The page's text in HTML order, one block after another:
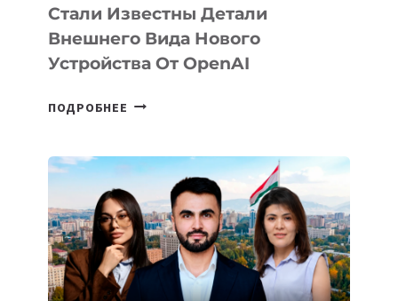
Стали Известны Детали
Внешнего Вида Нового
Устройства От OpenAI
ПОДРОБНЕЕ СТАЛИ
ВНЕШНЕГО
ВИДА
НОВОГО
УСТРОЙСТВА
ОТ
OPENAI